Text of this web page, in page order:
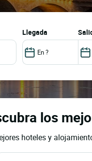
llegada
los
hoteles y